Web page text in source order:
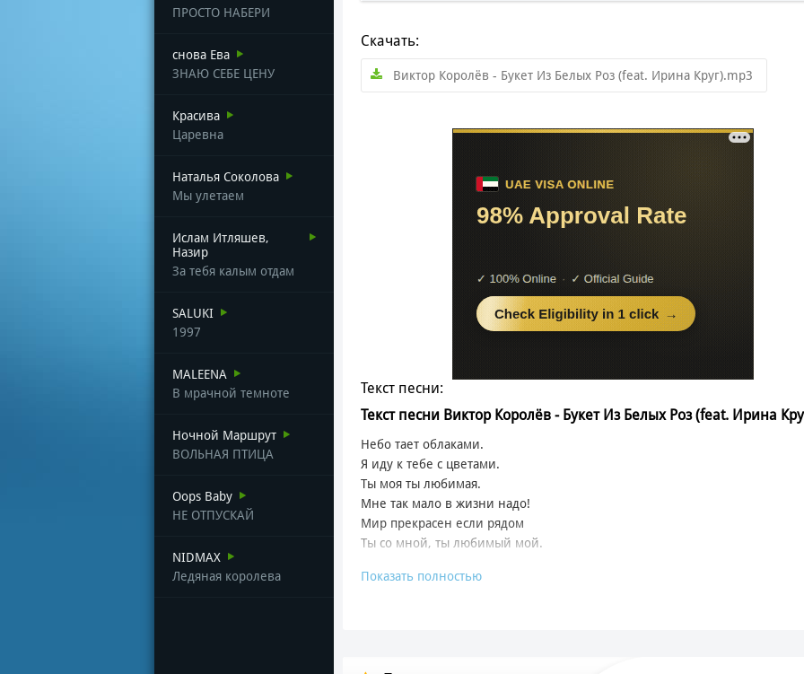
ПРОСТО НАБЕРИ
снова Ева
ЗНАЮ СЕБЕ ЦЕНУ
Красива
Царевна
Наталья Соколова
Мы улетаем
Ислам Итляшев,
Назир
За тебя калым отдам
SALUKI
1997
MALEENA
В мрачной темноте
Ночной Маршрут
ВОЛЬНАЯ ПТИЦА
Oops Baby
НЕ ОТПУСКАЙ
NIDMAX
Ледяная королева
Скачать:
Виктор Королёв - Букет Из Белых Роз (feat. Ирина Круг).mp3
Текст песни:
Текст песни Виктор Королёв - Букет Из Белых Роз (feat. Ирина
Небо тает облаками.
Я иду к тебе с цветами.
Ты моя ты любимая.
Мне так мало в жизни надо!
Мир прекрасен если рядом
Ты со мной, ты любимый мой.
Букет из белых роз,
Показать полностью